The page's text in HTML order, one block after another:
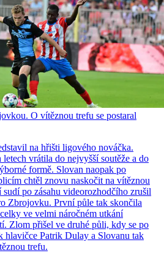
O vítěznou trefu se postaral
na hřišti ligového nováčka.
vrátila do nejvyšší soutěže a do
formě. Slovan naopak po
chtěl znovu naskočit na vítěznou
po zásahu videorozhodčího zrušil
Zbrojovku. První půle tak skončila
ve velmi náročném utkání
Zlom přišel ve druhé půli, kdy se po
hlavičce Patrik Dulay a Slovanu tak
trefu.